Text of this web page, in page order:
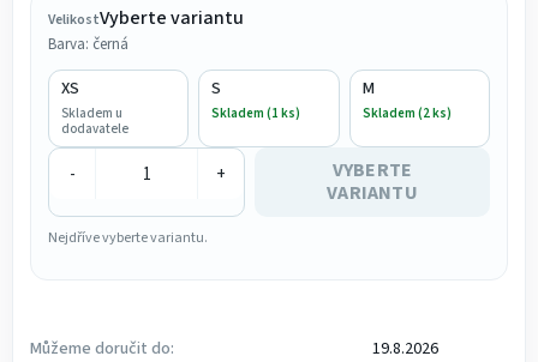
VelikostVyberte variantu
Barva: černá
XS
Skladem u
dodavatele
S
Skladem (1 ks)
M
Skladem (2 ks)
- +
VYBERTE
VARIANTU
Nejdříve vyberte variantu.
Můžeme doručit do:
19.8.2026